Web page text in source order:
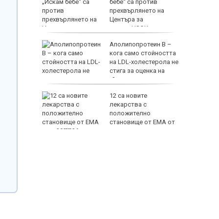
си с
бебе“ са против
прехвърлянето на
Центъра за
асистирана репродукция към НЗОК
Аполипопротеин B –
кога само стойността
на LDL-холестерола не
стига за оценка на
сърдечносъдовия риск?
12 са новите
лекарства с
положително
становище от ЕМА от
юли 2026 г.